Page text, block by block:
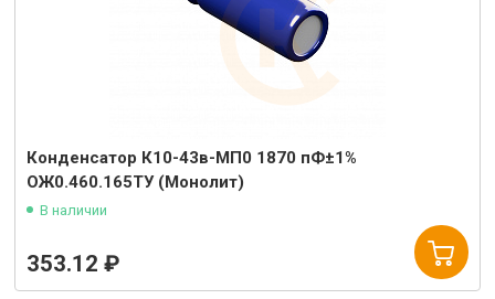
Конденсатор К10-43в-МП0 1870 пФ±1%
ОЖ0.460.165ТУ (Монолит)
В наличии
353.12 ₽